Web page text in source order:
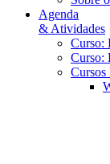
Agenda
& Atividades
Curso:
Curso:
Cursos